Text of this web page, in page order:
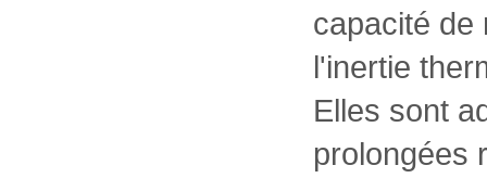
capacité de
l'inertie
Elles sont
prolongées